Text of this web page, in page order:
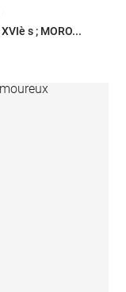
RICCIO Domenico del ; ANONYME ITALIEN XVIè s ; MORO...